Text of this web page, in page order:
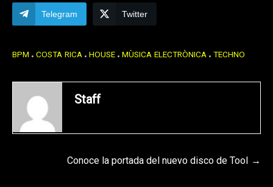
Telegram Twitter
BPM COSTA RICA HOUSE MÙSICA ELECTRÒNICA TECHNO
Staff
NavegaciónConoce la portada del nuevo disco de Tool